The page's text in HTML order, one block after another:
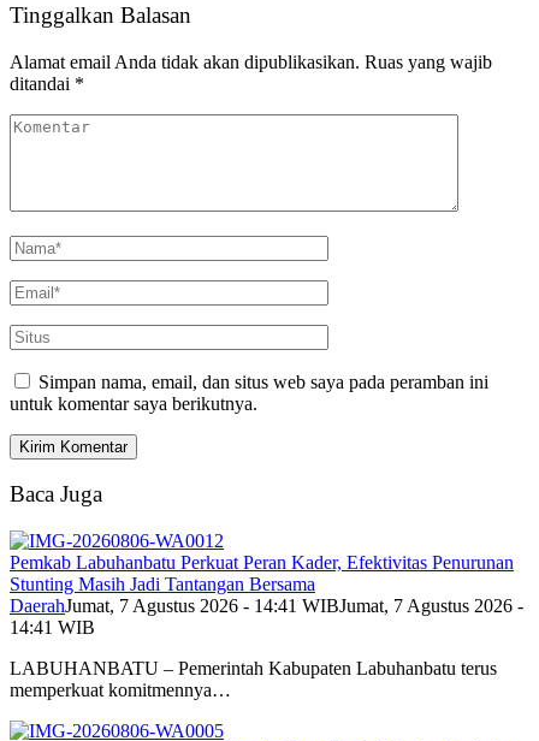
Tinggalkan Balasan
Alamat email Anda tidak akan dipublikasikan. Ruas yang wajib
ditandai *
Simpan nama, email, dan situs web saya pada peramban ini
untuk komentar saya berikutnya.
Baca Juga
Pemkab Labuhanbatu Perkuat Peran Kader, Efektivitas Penurunan
Stunting Masih Jadi Tantangan Bersama
DaerahJumat, 7 Agustus 2026 - 14:41 WIBJumat, 7 Agustus 2026 -
14:41 WIB
LABUHANBATU – Pemerintah Kabupaten Labuhanbatu terus
memperkuat komitmennya…